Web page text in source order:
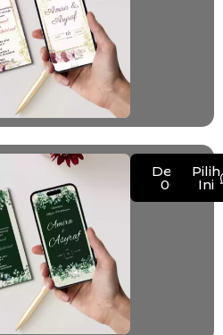
Demo
009
Pilih
Ini